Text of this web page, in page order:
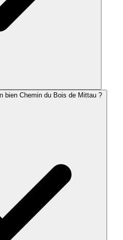
bien Chemin du Bois de Mittau ?